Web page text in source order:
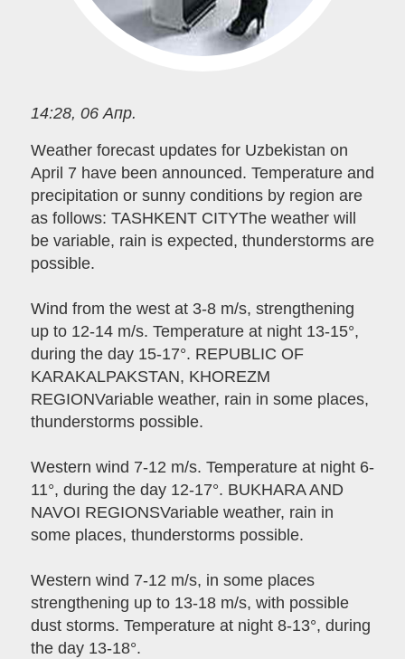
14:28, 06 Апр.
Weather forecast updates for Uzbekistan on
April 7 have been announced. Temperature and
precipitation or sunny conditions by region are
as follows: TASHKENT CITYThe weather will
be variable, rain is expected, thunderstorms are
possible.
Wind from the west at 3-8 m/s, strengthening
up to 12-14 m/s. Temperature at night 13-15°,
during the day 15-17°. REPUBLIC OF
KARAKALPAKSTAN, KHOREZM
REGIONVariable weather, rain in some places,
thunderstorms possible.
Western wind 7-12 m/s. Temperature at night 6-
11°, during the day 12-17°. BUKHARA AND
NAVOI REGIONSVariable weather, rain in
some places, thunderstorms possible.
Western wind 7-12 m/s, in some places
strengthening up to 13-18 m/s, with possible
dust storms. Temperature at night 8-13°, during
the day 13-18°.